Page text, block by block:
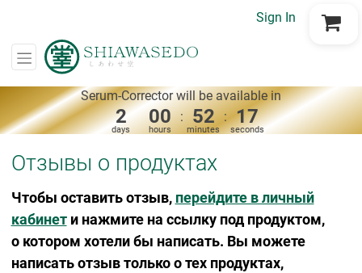
Sign In
Go to Cart
Serum-Corrector will be available in
2
days
00
hours
: 52
minutes
: 17
seconds
Отзывы о продуктах
Чтобы оставить отзыв, перейдите в личный
кабинети нажмите на ссылку под продуктом,
о котором хотели бы написать. Вы можете
написать отзыв только о тех продуктах,